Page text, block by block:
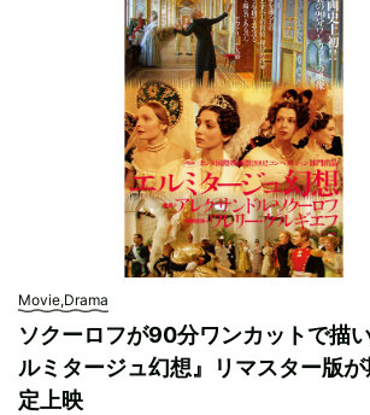
Movie,Drama
ソクーロフが90分ワンカットで描
ルミタージュ幻想』リマスター版
定上映